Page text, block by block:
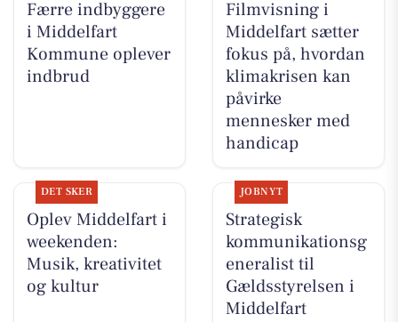
Færre indbyggere
i Middelfart
Kommune oplever
indbrud
Filmvisning i
Middelfart sætter
fokus på, hvordan
klimakrisen kan
påvirke
mennesker med
handicap
DET SKER
Oplev Middelfart i
weekenden:
Musik, kreativitet
og kultur
JOBNYT
Strategisk
kommunikationsg
eneralist til
Gældsstyrelsen i
Middelfart